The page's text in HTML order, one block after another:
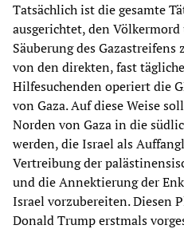
Tatsächlich ist die gesamte
ausgerichtet, den
Säuberung des
von den direkten, fast
Hilfesuchenden operiert die
von Gaza. Auf diese Weise
Norden von Gaza in die
werden, die Israel als
Vertreibung der
und die Annektierung der
Israel vorzubereiten. Diesen
Donald Trump erstmals